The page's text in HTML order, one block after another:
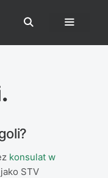
konsulat w
STV